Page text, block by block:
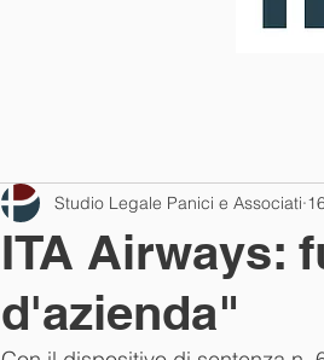
ITA Airways:
d'azienda"
Studio Legale Panici e Associati